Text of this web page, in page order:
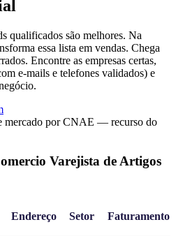
qualificados são melhores. Na
essa lista em vendas. Chega
Encontre as empresas certas,
e-mails e telefones validados) e
Varejista de Artigos
Endereço Setor Faturamento